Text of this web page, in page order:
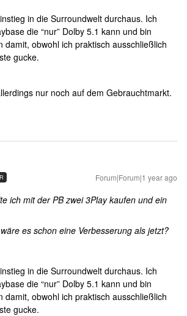
in die Surroundwelt durchaus. Ich
die “nur” Dolby 5.1 kann und bin
damit, obwohl ich praktisch ausschließlich
gucke.
nur noch auf dem Gebrauchtmarkt.
Forum|Forum|1 year ago
ich mit der PB zwei 3Play kaufen und ein
es schon eine Verbesserung als jetzt?
in die Surroundwelt durchaus. Ich
die “nur” Dolby 5.1 kann und bin
damit, obwohl ich praktisch ausschließlich
gucke.